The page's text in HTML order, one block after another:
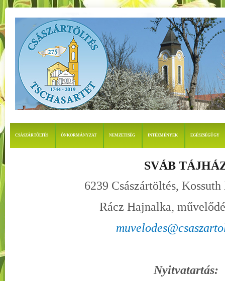
CSÁSZÁRTÖLTÉS ÖNKORMÁNYZAT NEMZETISÉG INTÉZMÉNYEK EGÉSZSÉGÜGY
SVÁB
6239 Császártöltés,
Rácz Hajnalka,
Nyitvatartás: